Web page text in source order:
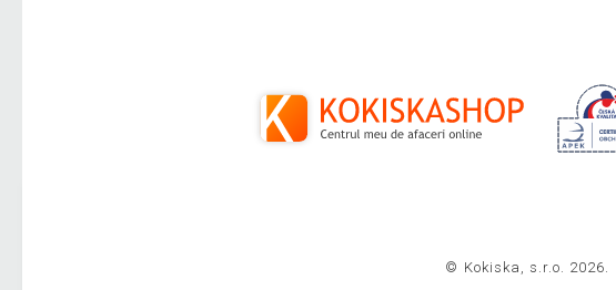
© Kokiska, s.r.o. 2026.